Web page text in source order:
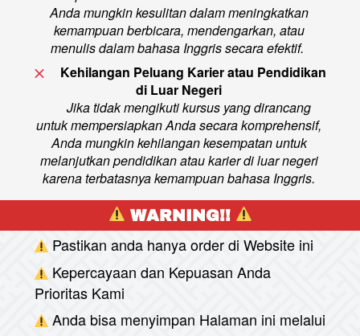
Anda mungkin kesulitan dalam meningkatkan
kemampuan berbicara, mendengarkan, atau
menulis dalam bahasa Inggris secara efektif.
Kehilangan Peluang Karier atau Pendidikan
di Luar Negeri
Jika tidak mengikuti kursus yang dirancang
untuk mempersiapkan Anda secara komprehensif,
Anda mungkin kehilangan kesempatan untuk
melanjutkan pendidikan atau karier di luar negeri
karena terbatasnya kemampuan bahasa Inggris.
WARNING!!
Pastikan anda hanya order di Website ini
Kepercayaan dan Kepuasan Anda
Prioritas Kami
Anda bisa menyimpan Halaman ini melalui